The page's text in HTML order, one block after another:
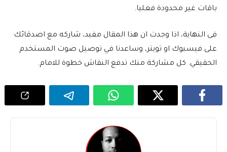
باقات غير محدودة فعليا.
فى النهاية، اذا وجدت ان هذا المقال مفيد، شاركه مع اصدقائك
على فيسبوك او تويتر، وساعدنا في توصيل صوت المستخدم
الحقيقي. كل مشاركة منك تدفع النقاش خطوة للامام.